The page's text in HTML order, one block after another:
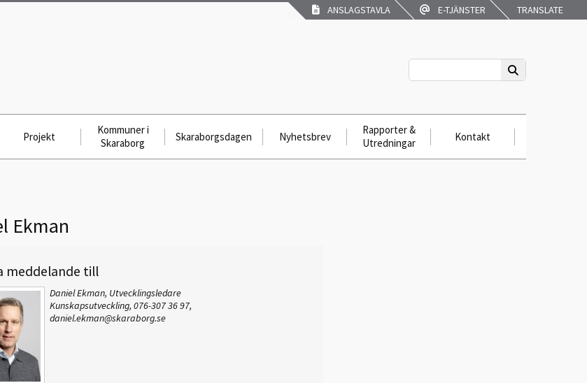
ANSLAGSTAVLA E-TJÄNSTER TRANSLATE
Projekt
Kommuner i
Skaraborg
Skaraborgsdagen Nyhetsbrev
Rapporter &
Utredningar
Kontakt
Ekman
meddelande till
Daniel Ekman, Utvecklingsledare
Kunskapsutveckling, 076-307 36 97,
daniel.ekman@skaraborg.se